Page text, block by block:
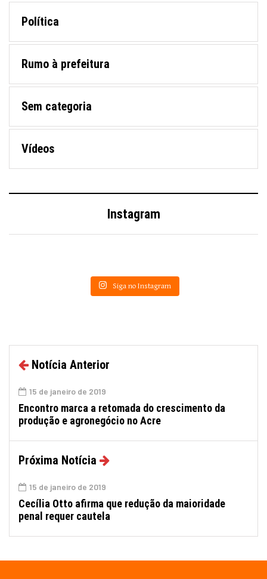
Política
Rumo à prefeitura
Sem categoria
Vídeos
Instagram
Siga no Instagram
Notícia Anterior
15 de janeiro de 2019
Encontro marca a retomada do crescimento da
produção e agronegócio no Acre
Próxima Notícia
15 de janeiro de 2019
Cecília Otto afirma que redução da maioridade
penal requer cautela